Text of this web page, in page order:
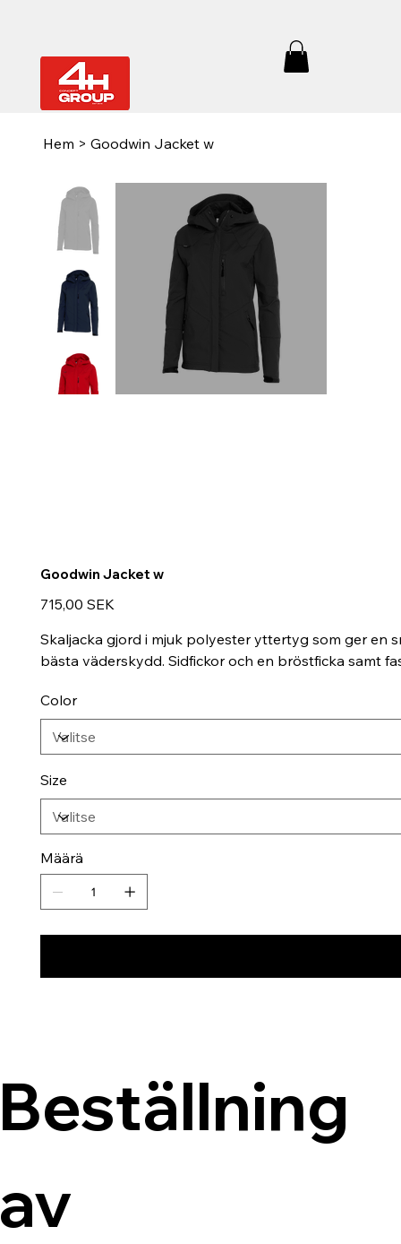
Hem > Goodwin Jacket w
Goodwin Jacket w
Hinta
715,00 SEK
Skaljacka gjord i mjuk polyester yttertyg som ger en
bästa väderskydd. Sidfickor och en bröstficka samt
Color
Size
Määrä